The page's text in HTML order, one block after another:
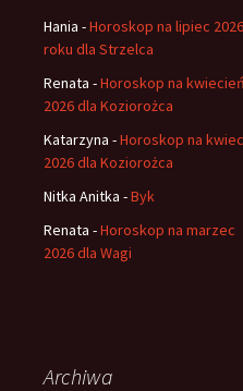
Hania -Horoskop na lipiec 2026
roku dla Strzelca
Renata -Horoskop na kwiecień
2026 dla Koziorożca
Katarzyna -Horoskop na
2026 dla Koziorożca
Nitka Anitka -Byk
Renata -Horoskop na marzec
2026 dla Wagi
Archiwa